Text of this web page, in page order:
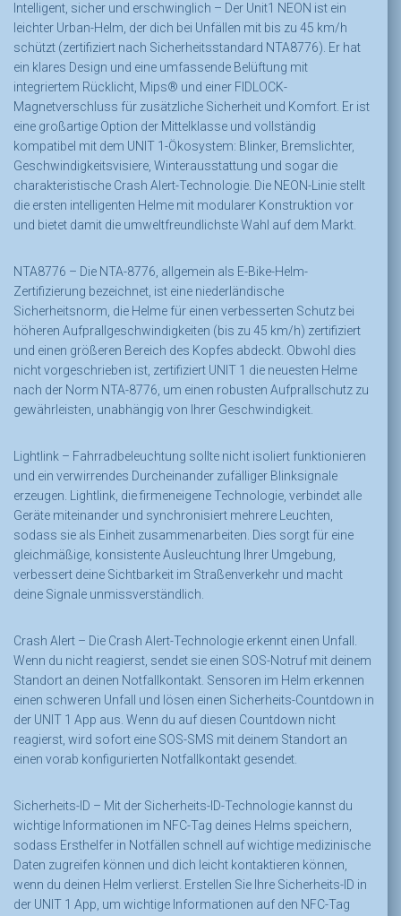
Intelligent, sicher und erschwinglich – Der Unit1 NEON ist ein
leichter Urban-Helm, der dich bei Unfällen mit bis zu 45 km/h
schützt (zertifiziert nach Sicherheitsstandard NTA8776). Er hat
ein klares Design und eine umfassende Belüftung mit
integriertem Rücklicht, Mips® und einer FIDLOCK-
Magnetverschluss für zusätzliche Sicherheit und Komfort. Er ist
eine großartige Option der Mittelklasse und vollständig
kompatibel mit dem UNIT 1-Ökosystem: Blinker, Bremslichter,
Geschwindigkeitsvisiere, Winterausstattung und sogar die
charakteristische Crash Alert-Technologie. Die NEON-Linie stellt
die ersten intelligenten Helme mit modularer Konstruktion vor
und bietet damit die umweltfreundlichste Wahl auf dem Markt.
NTA8776 – Die NTA-8776, allgemein als E-Bike-Helm-
Zertifizierung bezeichnet, ist eine niederländische
Sicherheitsnorm, die Helme für einen verbesserten Schutz bei
höheren Aufprallgeschwindigkeiten (bis zu 45 km/h) zertifiziert
und einen größeren Bereich des Kopfes abdeckt. Obwohl dies
nicht vorgeschrieben ist, zertifiziert UNIT 1 die neuesten Helme
nach der Norm NTA-8776, um einen robusten Aufprallschutz zu
gewährleisten, unabhängig von Ihrer Geschwindigkeit.
Lightlink – Fahrradbeleuchtung sollte nicht isoliert funktionieren
und ein verwirrendes Durcheinander zufälliger Blinksignale
erzeugen. Lightlink, die firmeneigene Technologie, verbindet alle
Geräte miteinander und synchronisiert mehrere Leuchten,
sodass sie als Einheit zusammenarbeiten. Dies sorgt für eine
gleichmäßige, konsistente Ausleuchtung Ihrer Umgebung,
verbessert deine Sichtbarkeit im Straßenverkehr und macht
deine Signale unmissverständlich.
Crash Alert – Die Crash Alert-Technologie erkennt einen Unfall.
Wenn du nicht reagierst, sendet sie einen SOS-Notruf mit deinem
Standort an deinen Notfallkontakt. Sensoren im Helm erkennen
einen schweren Unfall und lösen einen Sicherheits-Countdown in
der UNIT 1 App aus. Wenn du auf diesen Countdown nicht
reagierst, wird sofort eine SOS-SMS mit deinem Standort an
einen vorab konfigurierten Notfallkontakt gesendet.
Sicherheits-ID – Mit der Sicherheits-ID-Technologie kannst du
wichtige Informationen im NFC-Tag deines Helms speichern,
sodass Ersthelfer in Notfällen schnell auf wichtige medizinische
Daten zugreifen können und dich leicht kontaktieren können,
wenn du deinen Helm verlierst. Erstellen Sie Ihre Sicherheits-ID in
der UNIT 1 App, um wichtige Informationen auf den NFC-Tag